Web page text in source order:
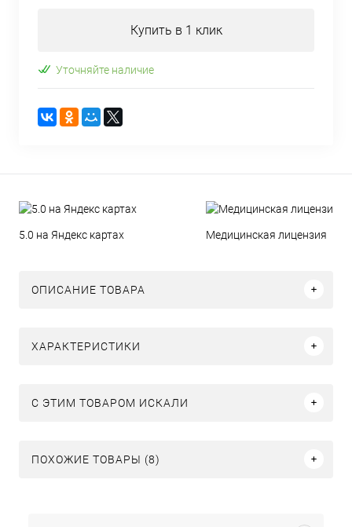
Купить в 1 клик
Уточняйте наличие
5.0 на Яндекс картах Медицинская лицензия
ОПИСАНИЕ ТОВАРА
ХАРАКТЕРИСТИКИ
C ЭТИМ ТОВАРОМ ИСКАЛИ
ПОХОЖИЕ ТОВАРЫ (8)